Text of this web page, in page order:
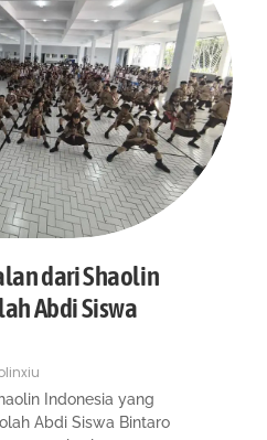
dari Shaolin
Abdi Siswa
Indonesia yang
Abdi Siswa Bintaro